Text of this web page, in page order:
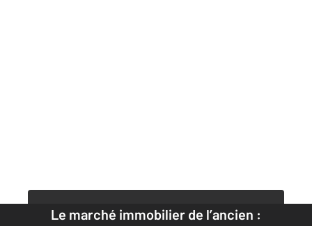
Le marché immobilier de l’ancien :